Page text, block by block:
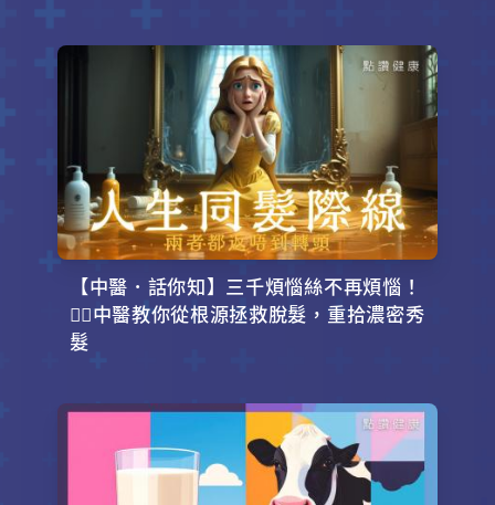
【中醫．話你知】三千煩惱絲不再煩惱！
💇‍♂️中醫教你從根源拯救脫髮，重拾濃密秀
髮